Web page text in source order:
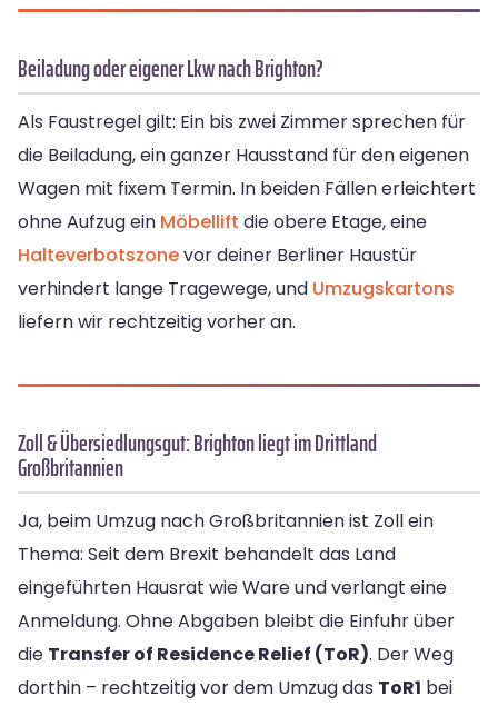
Beiladung oder eigener Lkw nach Brighton?
Als Faustregel gilt: Ein bis zwei Zimmer sprechen für
die Beiladung, ein ganzer Hausstand für den eigenen
Wagen mit fixem Termin. In beiden Fällen erleichtert
ohne Aufzug ein Möbellift die obere Etage, eine
Halteverbotszonevor deiner Berliner Haustür
verhindert lange Tragewege, und Umzugskartons
liefern wir rechtzeitig vorher an.
Zoll & Übersiedlungsgut: Brighton liegt im Drittland
Großbritannien
Ja, beim Umzug nach Großbritannien ist Zoll ein
Thema: Seit dem Brexit behandelt das Land
eingeführten Hausrat wie Ware und verlangt eine
Anmeldung. Ohne Abgaben bleibt die Einfuhr über
die Transfer of Residence Relief (ToR). Der Weg
dorthin – rechtzeitig vor dem Umzug das ToR1 bei